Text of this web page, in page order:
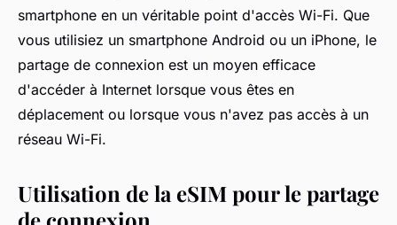
smartphone en un véritable point d'accès Wi-Fi. Que
vous utilisiez un smartphone Android ou un iPhone, le
partage de connexion est un moyen efficace
d'accéder à Internet lorsque vous êtes en
déplacement ou lorsque vous n'avez pas accès à un
réseau Wi-Fi.
Utilisation de la eSIM pour le partage